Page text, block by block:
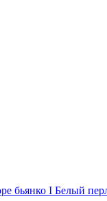
бьянко I Белый